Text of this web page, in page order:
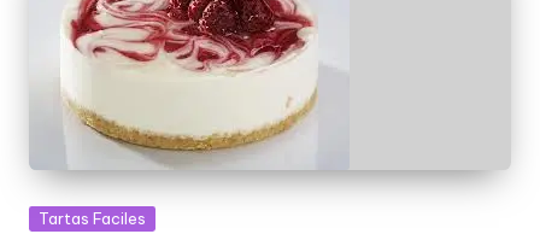
Publicada
Tartas Faciles